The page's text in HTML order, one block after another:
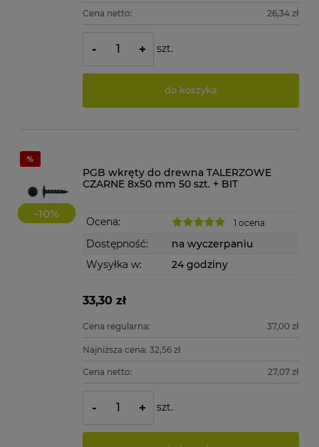
Cena netto: 26,34 zł
- + szt.
do koszyka
-10%
PGB wkręty do drewna TALERZOWE
CZARNE 8x50 mm 50 szt. + BIT
Ocena: 1 ocena
Dostępność:
na wyczerpaniu
Wysyłka w:
24 godziny
33,30 zł
Cena regularna: 37,00 zł
Najniższa cena:32,56 zł
Cena netto: 27,07 zł
- + szt.